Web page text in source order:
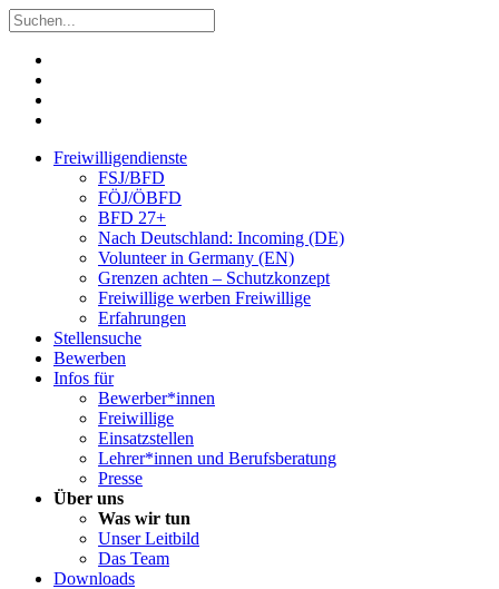
Freiwilligendienste
FSJ/BFD
FÖJ/ÖBFD
BFD 27+
Nach Deutschland: Incoming (DE)
Volunteer in Germany (EN)
Grenzen achten – Schutzkonzept
Freiwillige werben Freiwillige
Erfahrungen
Stellensuche
Bewerben
Infos für
Bewerber*innen
Freiwillige
Einsatzstellen
Lehrer*innen und Berufsberatung
Presse
Über uns
Was wir tun
Unser Leitbild
Das Team
Downloads